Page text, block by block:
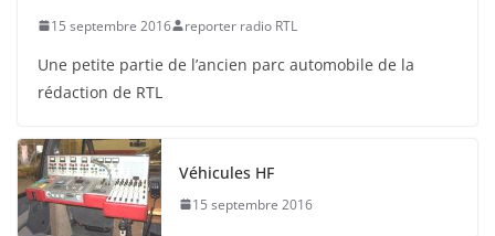
15 septembre 2016 reporter radio RTL
Une petite partie de l’ancien parc automobile de la
rédaction de RTL
Véhicules HF
15 septembre 2016